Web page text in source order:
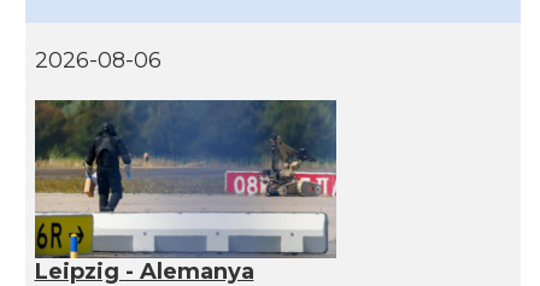
2026-08-06
Leipzig - Alemanya